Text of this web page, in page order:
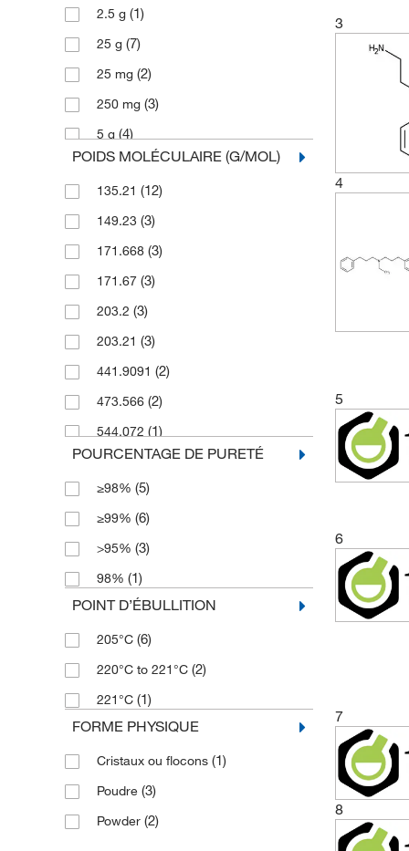
2.5 g (1)
25 g (7)
25 mg (2)
250 mg (3)
5 g (4)
50 g(1)
50 mg (1)
POIDS MOLÉCULAIRE (G/MOL)
135.21 (12)
149.23 (3)
171.668 (3)
171.67 (3)
203.2 (3)
203.21 (3)
441.9091 (2)
473.566 (2)
544.072 (1)
POURCENTAGE DE PURETÉ
≥98% (5)
≥99% (6)
>95% (3)
98% (1)
POINT D’ÉBULLITION
205°C (6)
220°C to 221°C (2)
221°C (1)
FORME PHYSIQUE
Cristaux ou flocons (1)
Poudre (3)
Powder (2)
3
4
5
6
7
8